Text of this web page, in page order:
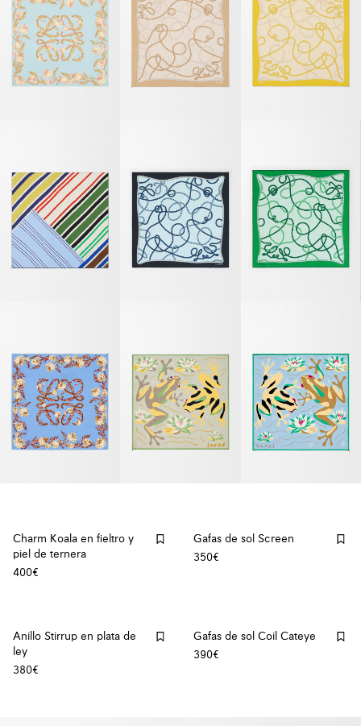
Charm Koala en fieltro y
piel de ternera
400€
Gafas de sol Screen
350€
Anillo Stirrup en plata de
ley
380€
Gafas de sol Coil Cateye
390€